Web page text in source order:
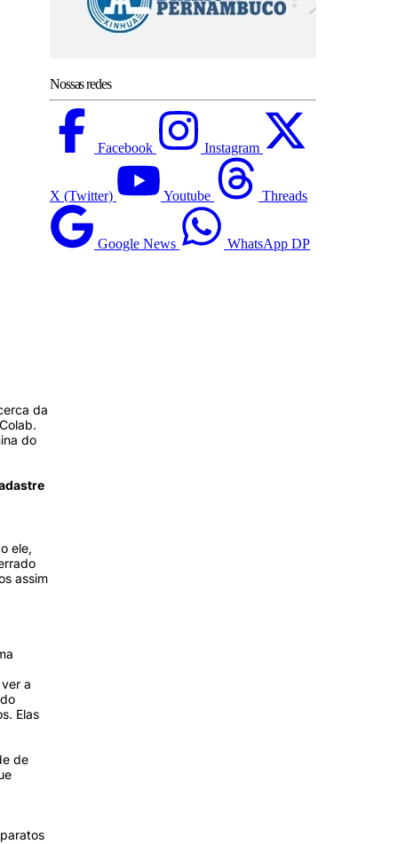
da
do
ele,
assim
a
Elas
de
Nossas redes
Facebook Instagram
X (Twitter) Youtube Threads
Google News WhatsApp DP